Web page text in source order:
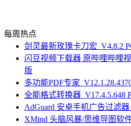
每周热点
剑灵最新玫瑰卡刀宏_V4.8.2
闪豆视频下载器 原哔哩哔哩
版
多功能PDF专家
全能格式转换器_V17.4.5.648
AdGuard 安卓手机广告过滤器
XMind 头脑风暴/思维导图软